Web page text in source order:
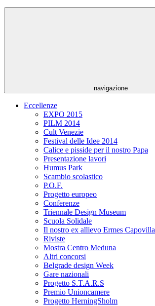
navigazione
Eccellenze
EXPO 2015
PILM 2014
Cult Venezie
Festival delle Idee 2014
Calice e pisside per il nostro Papa
Presentazione lavori
Humus Park
Scambio scolastico
P.O.F.
Progetto europeo
Conferenze
Triennale Design Museum
Scuola Solidale
Il nostro ex allievo Ermes Capovilla
Riviste
Mostra Centro Meduna
Altri concorsi
Belgrade design Week
Gare nazionali
Progetto S.T.A.R.S
Premio Unioncamere
Progetto HerningSholm